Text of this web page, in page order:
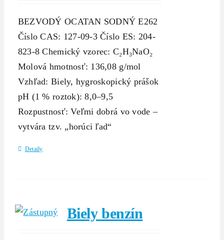
BEZVODÝ OCATAN SODNÝ E262
Číslo CAS: 127-09-3 Číslo ES: 204-
823-8 Chemický vzorec: C₂H₃NaO₂
Molová hmotnosť: 136,08 g/mol
Vzhľad: Biely, hygroskopický prášok
pH (1 % roztok): 8,0–9,5
Rozpustnosť: Veľmi dobrá vo vode –
vytvára tzv. „horúci ľad“
Detaily
Biely benzín